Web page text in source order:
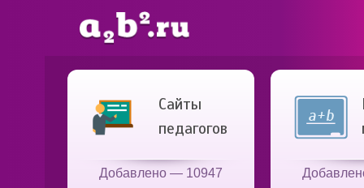
Сайты
педагогов
Добавлено — 10947